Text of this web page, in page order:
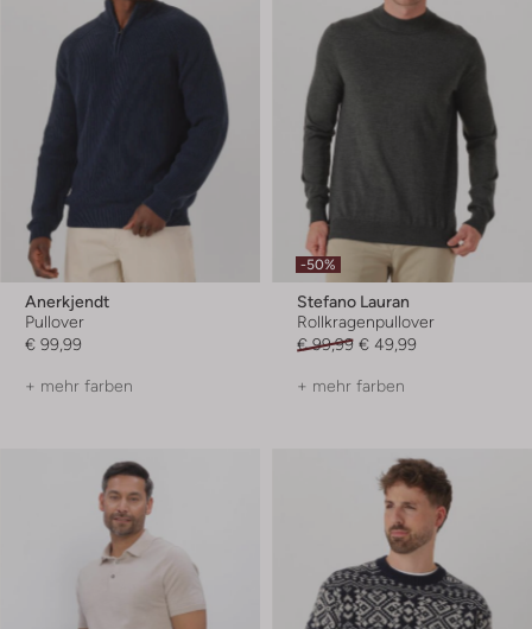
Anerkjendt
Pullover
€ 99,99
+ mehr farben
-50%
Stefano Lauran
Rollkragenpullover
€ 99,99 € 49,99
+ mehr farben